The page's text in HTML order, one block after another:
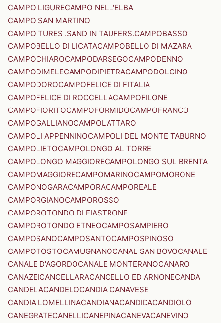
CAMPO LIGURECAMPO NELL'ELBA
CAMPO SAN MARTINO
CAMPO TURES .SAND IN TAUFERS.CAMPOBASSO
CAMPOBELLO DI LICATACAMPOBELLO DI MAZARA
CAMPOCHIAROCAMPODARSEGOCAMPODENNO
CAMPODIMELECAMPODIPIETRACAMPODOLCINO
CAMPODOROCAMPOFELICE DI FITALIA
CAMPOFELICE DI ROCCELLACAMPOFILONE
CAMPOFIORITOCAMPOFORMIDOCAMPOFRANCO
CAMPOGALLIANOCAMPOLATTARO
CAMPOLI APPENNINOCAMPOLI DEL MONTE TABURNO
CAMPOLIETOCAMPOLONGO AL TORRE
CAMPOLONGO MAGGIORECAMPOLONGO SUL BRENTA
CAMPOMAGGIORECAMPOMARINOCAMPOMORONE
CAMPONOGARACAMPORACAMPOREALE
CAMPORGIANOCAMPOROSSO
CAMPOROTONDO DI FIASTRONE
CAMPOROTONDO ETNEOCAMPOSAMPIERO
CAMPOSANOCAMPOSANTOCAMPOSPINOSO
CAMPOTOSTOCAMUGNANOCANAL SAN BOVOCANALE
CANALE D'AGORDOCANALE MONTERANOCANARO
CANAZEICANCELLARACANCELLO ED ARNONECANDA
CANDELACANDELOCANDIA CANAVESE
CANDIA LOMELLINACANDIANACANDIDACANDIOLO
CANEGRATECANELLICANEPINACANEVACANEVINO